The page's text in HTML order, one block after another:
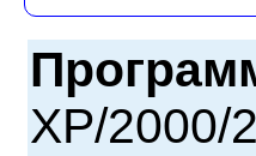
XP/2000/